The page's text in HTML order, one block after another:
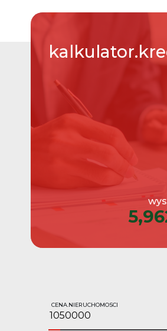
CENA.NIERUCHOMOSCI